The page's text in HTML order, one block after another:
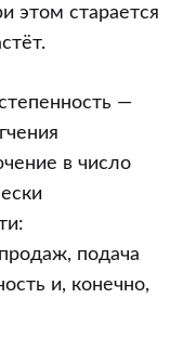
этом старается
—
в число
подача
и, конечно,